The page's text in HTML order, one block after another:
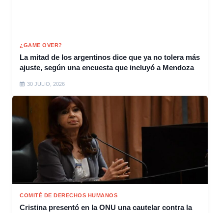
¿GAME OVER?
La mitad de los argentinos dice que ya no tolera más
ajuste, según una encuesta que incluyó a Mendoza
30 JULIO, 2026
COMITÉ DE DERECHOS HUMANOS
Cristina presentó en la ONU una cautelar contra la